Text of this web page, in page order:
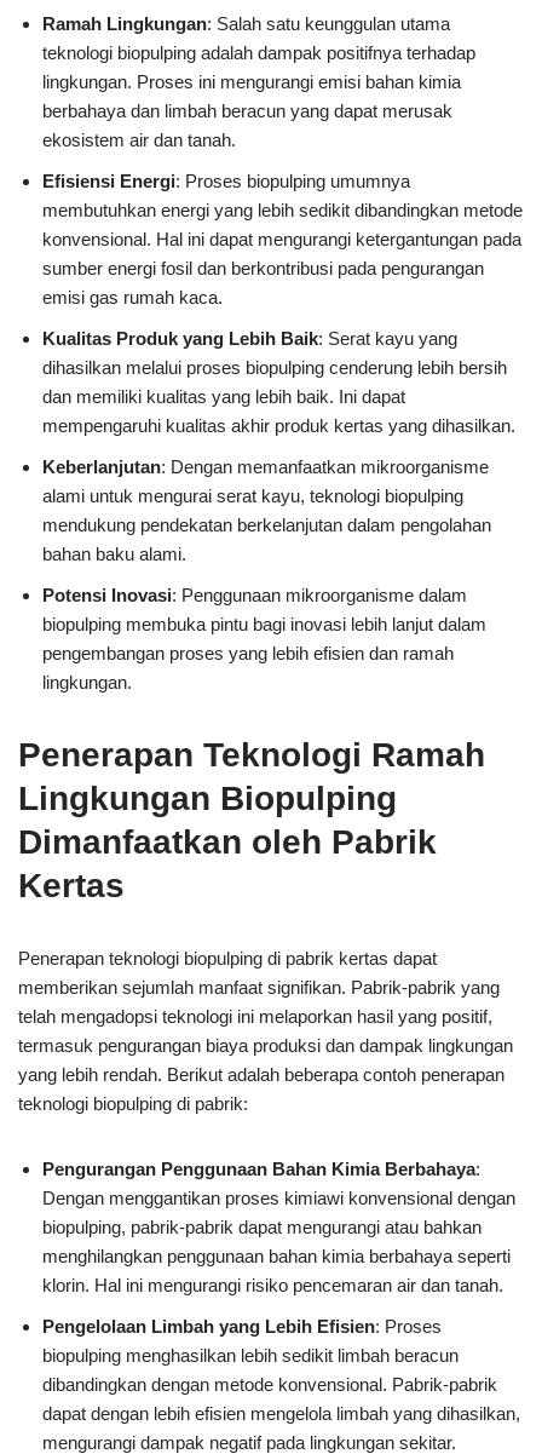
Ramah Lingkungan: Salah satu keunggulan utama
teknologi biopulping adalah dampak positifnya terhadap
lingkungan. Proses ini mengurangi emisi bahan kimia
berbahaya dan limbah beracun yang dapat merusak
ekosistem air dan tanah.
Efisiensi Energi: Proses biopulping umumnya
membutuhkan energi yang lebih sedikit dibandingkan metode
konvensional. Hal ini dapat mengurangi ketergantungan pada
sumber energi fosil dan berkontribusi pada pengurangan
emisi gas rumah kaca.
Kualitas Produk yang Lebih Baik: Serat kayu yang
dihasilkan melalui proses biopulping cenderung lebih bersih
dan memiliki kualitas yang lebih baik. Ini dapat
mempengaruhi kualitas akhir produk kertas yang dihasilkan.
Keberlanjutan: Dengan memanfaatkan mikroorganisme
alami untuk mengurai serat kayu, teknologi biopulping
mendukung pendekatan berkelanjutan dalam pengolahan
bahan baku alami.
Potensi Inovasi: Penggunaan mikroorganisme dalam
biopulping membuka pintu bagi inovasi lebih lanjut dalam
pengembangan proses yang lebih efisien dan ramah
lingkungan.
Penerapan Teknologi Ramah
Lingkungan Biopulping
Dimanfaatkan oleh Pabrik
Kertas
Penerapan teknologi biopulping di pabrik kertas dapat
memberikan sejumlah manfaat signifikan. Pabrik-pabrik yang
telah mengadopsi teknologi ini melaporkan hasil yang positif,
termasuk pengurangan biaya produksi dan dampak lingkungan
yang lebih rendah. Berikut adalah beberapa contoh penerapan
teknologi biopulping di pabrik:
Pengurangan Penggunaan Bahan Kimia Berbahaya:
Dengan menggantikan proses kimiawi konvensional dengan
biopulping, pabrik-pabrik dapat mengurangi atau bahkan
menghilangkan penggunaan bahan kimia berbahaya seperti
klorin. Hal ini mengurangi risiko pencemaran air dan tanah.
Pengelolaan Limbah yang Lebih Efisien: Proses
biopulping menghasilkan lebih sedikit limbah beracun
dibandingkan dengan metode konvensional. Pabrik-pabrik
dapat dengan lebih efisien mengelola limbah yang dihasilkan,
mengurangi dampak negatif pada lingkungan sekitar.